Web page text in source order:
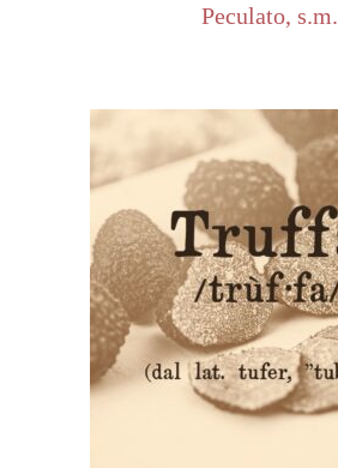
Peculato, s.m.